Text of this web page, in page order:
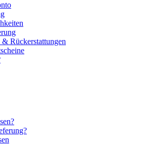
Rückerstattungen